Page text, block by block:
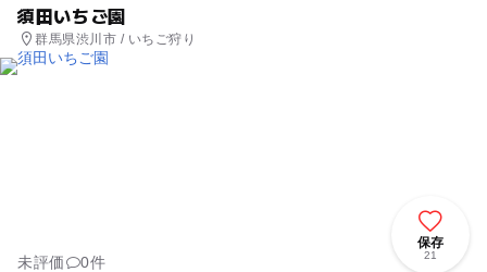
須田いちご園
群馬県渋川市 / いちご狩り
保存
21
未評価
0件